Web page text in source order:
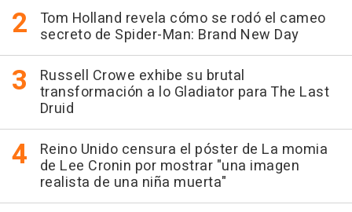
Tom Holland revela cómo se rodó el cameo
secreto de Spider-Man: Brand New Day
Russell Crowe exhibe su brutal
transformación a lo Gladiator para The Last
Druid
Reino Unido censura el póster de La momia
de Lee Cronin por mostrar "una imagen
realista de una niña muerta"